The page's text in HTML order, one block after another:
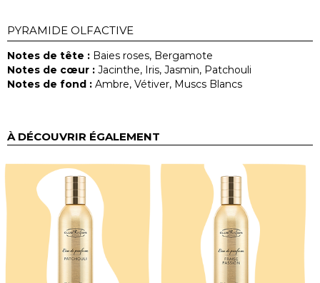
PYRAMIDE OLFACTIVE
Notes de tête : Baies roses, Bergamote
Notes de cœur : Jacinthe, Iris, Jasmin, Patchouli
Notes de fond : Ambre, Vétiver, Muscs Blancs
À DÉCOUVRIR ÉGALEMENT